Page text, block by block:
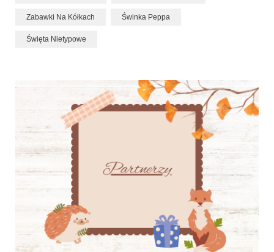
Zabawki Na Kółkach Świnka Peppa
Święta Nietypowe